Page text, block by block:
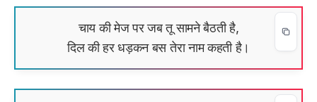
चाय की मेज पर जब तू सामने बैठती है,
दिल की हर धड़कन बस तेरा नाम कहती है।